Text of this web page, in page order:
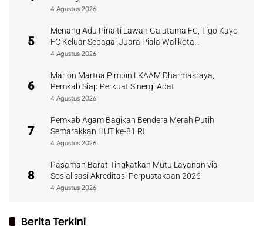
4 Agustus 2026
5
Menang Adu Pinalti Lawan Galatama FC, Tigo Kayo
FC Keluar Sebagai Juara Piala Walikota
Payakumbuh
4 Agustus 2026
6
Marlon Martua Pimpin LKAAM Dharmasraya,
Pemkab Siap Perkuat Sinergi Adat
4 Agustus 2026
7
Pemkab Agam Bagikan Bendera Merah Putih
Semarakkan HUT ke-81 RI
4 Agustus 2026
8
Pasaman Barat Tingkatkan Mutu Layanan via
Sosialisasi Akreditasi Perpustakaan 2026
4 Agustus 2026
Berita Terkini